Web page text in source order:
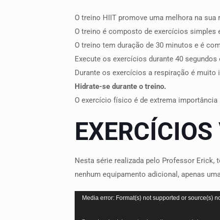
O treino HIIT promove uma melhora na
O treino é composto de exercícios simples
O treino tem duração de 30 minutos e é
Execute os exercícios durante 40
Durante os exercícios a respiração é
Hidrate-se durante o treino.
O exercício físico é de extrema
Nesta série realizada pelo Professor
nenhum equipamento adicional, apenas
Tocador
Media error: Format(s) not supported or source(s)